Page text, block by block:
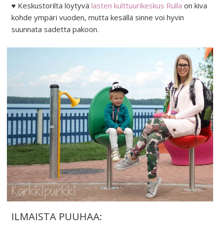
♥ Keskustorilta löytyvä lasten kulttuurikeskus Rulla on kiva
kohde ympäri vuoden, mutta kesällä sinne voi hyvin
suunnata sadetta pakoon.
ILMAISTA PUUHAA: